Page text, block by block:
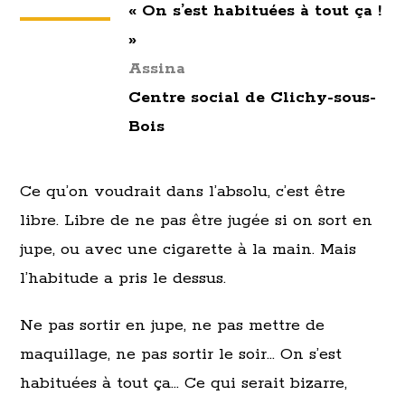
« On s’est habituées à tout ça !
»
Assina
Centre social de Clichy-sous-
Bois
Ce qu’on voudrait dans l’absolu, c’est être
libre. Libre de ne pas être jugée si on sort en
jupe, ou avec une cigarette à la main. Mais
l’habitude a pris le dessus.
Ne pas sortir en jupe, ne pas mettre de
maquillage, ne pas sortir le soir… On s’est
habituées à tout ça… Ce qui serait bizarre,